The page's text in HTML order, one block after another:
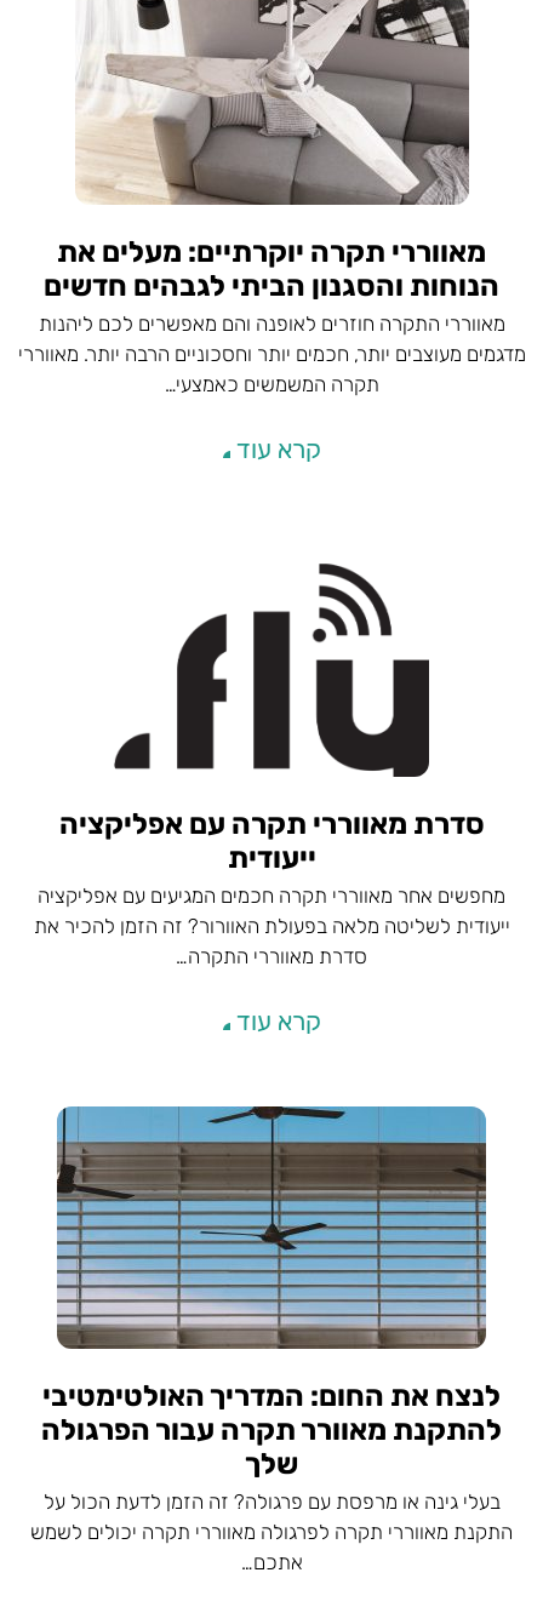
מאווררי תקרה יוקרתיים: מעלים את
הנוחות והסגנון הביתי לגבהים חדשים
מאווררי התקרה חוזרים לאופנה והם מאפשרים לכם ליהנות
מדגמים מעוצבים יותר, חכמים יותר וחסכוניים הרבה יותר. מאווררי
תקרה המשמשים כאמצעי…
קרא עוד
סדרת מאווררי תקרה עם אפליקציה
ייעודית
מחפשים אחר מאווררי תקרה חכמים המגיעים עם אפליקציה
ייעודית לשליטה מלאה בפעולת האוורור? זה הזמן להכיר את
סדרת מאווררי התקרה…
קרא עוד
לנצח את החום: המדריך האולטימטיבי
להתקנת מאוורר תקרה עבור הפרגולה
שלך
בעלי גינה או מרפסת עם פרגולה? זה הזמן לדעת הכול על
התקנת מאווררי תקרה לפרגולה מאווררי תקרה יכולים לשמש
אתכם…